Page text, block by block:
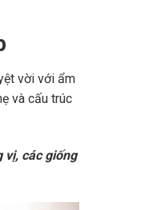
vời với ẩm
và cấu trúc
vị, các giống